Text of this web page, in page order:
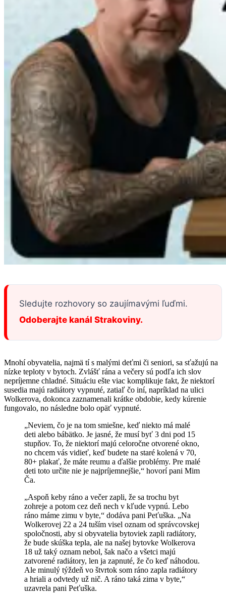
Sledujte rozhovory so zaujímavými ľuďmi.
Odoberajte kanál Strakoviny.
Mnohí obyvatelia, najmä tí s malými deťmi či seniori, sa sťažujú na
nízke teploty v bytoch. Zvlášť rána a večery sú podľa ich slov
nepríjemne chladné. Situáciu ešte viac komplikuje fakt, že niektorí
susedia majú radiátory vypnuté, zatiaľ čo iní, napríklad na ulici
Wolkerova, dokonca zaznamenali krátke obdobie, kedy kúrenie
fungovalo, no následne bolo opäť vypnuté.
„Neviem, čo je na tom smiešne, keď niekto má malé
deti alebo bábätko. Je jasné, že musí byť 3 dni pod 15
stupňov. To, že niektorí majú celoročne otvorené okno,
no chcem vás vidieť, keď budete na staré kolená v 70,
80+ plakať, že máte reumu a ďalšie problémy. Pre malé
deti toto určite nie je najpríjemnejšie,“ hovorí pani Mim
Ča.
„Aspoň keby ráno a večer zapli, že sa trochu byt
zohreje a potom cez deň nech v kľude vypnú. Lebo
ráno máme zimu v byte,“ dodáva pani Peťuška. „Na
Wolkerovej 22 a 24 tuším visel oznam od správcovskej
spoločnosti, aby si obyvatelia bytoviek zapli radiátory,
že bude skúška tepla, ale na našej bytovke Wolkerova
18 už taký oznam nebol, šak načo a všetci majú
zatvorené radiátory, len ja zapnuté, že čo keď náhodou.
Ale minulý týždeň vo štvrtok som ráno zapla radiátory
a hriali a odvtedy už nič. A ráno taká zima v byte,“
uzavrela pani Peťuška.